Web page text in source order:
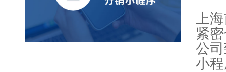
上
紧
公
小